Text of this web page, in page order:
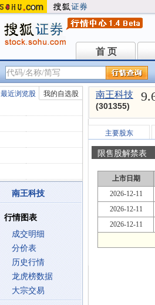
首 页
首 页
最近浏览股 我的自选股
南王科技
行情图表
成交明细
分价表
历史行情
龙虎榜数据
大宗交易
南王科技
(301355)
主要股东
限售股解禁表
上市日期
2026-12-11
2026-12-11
2026-12-11